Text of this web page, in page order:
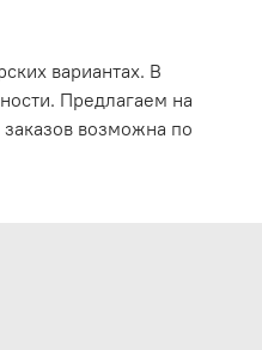
вариантах. В
Предлагаем на
возможна по